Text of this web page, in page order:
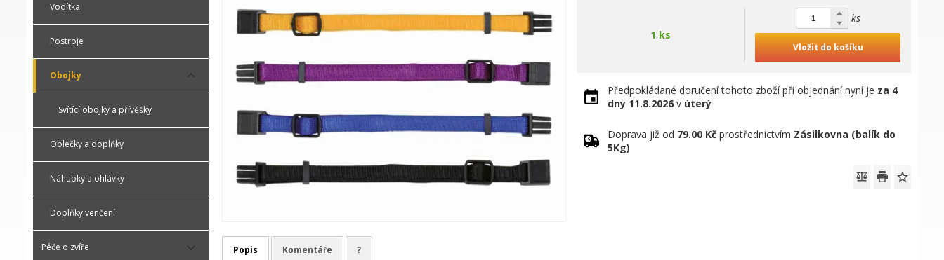
Vodítka
Postroje
Obojky
Svítící obojky a přívěšky
Oblečky a doplňky
Náhubky a ohlávky
Doplňky venčení
Péče o zvíře
1 ks
ks
Vložit do košíku
Předpokládané doručení tohoto zboží při objednání nyní je za 4
dny 11.8.2026 v úterý
Doprava již od 79.00 Kč prostřednictvím Zásilkovna (balík do
5Kg)
Popis Komentáře ?